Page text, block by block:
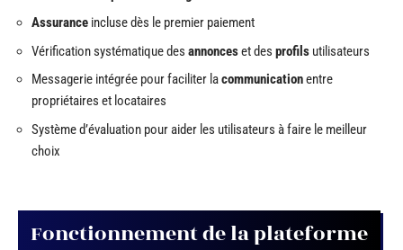
Assurance incluse dès le premier paiement
Vérification systématique des annonceset des profils utilisateurs
Messagerie intégrée pour faciliter lacommunicationentre
propriétaires et locataires
Système d’évaluation pour aider les utilisateurs à faire le meilleur
choix
Fonctionnement de la plateforme